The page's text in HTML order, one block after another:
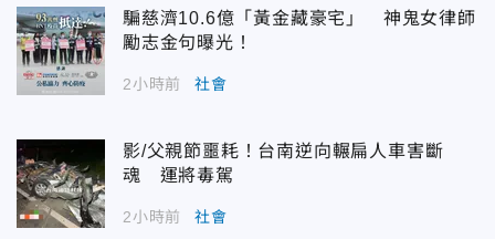
騙慈濟10.6億「黃金藏豪宅」 神鬼女律師
勵志金句曝光！
2小時前 社會
影/父親節噩耗！台南逆向輾扁人車害斷
魂 運將毒駕
2小時前 社會